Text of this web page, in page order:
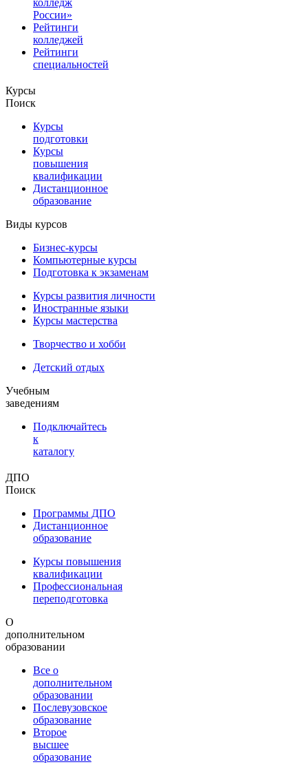
России»
Рейтинги
колледжей
Рейтинги
специальностей
Курсы
Поиск
Курсы
подготовки
Курсы
повышения
квалификации
Дистанционное
образование
Виды курсов
Бизнес-курсы
Компьютерные курсы
Подготовка к экзаменам
Курсы развития личности
Иностранные языки
Курсы мастерства
Творчество и хобби
Детский отдых
Учебным
заведениям
Подключайтесь
к
каталогу
ДПО
Поиск
Программы ДПО
Дистанционное
образование
Курсы повышения
квалификации
Профессиональная
переподготовка
О
дополнительном
образовании
Все о
дополнительном
образовании
Послевузовское
образование
Второе
высшее
образование